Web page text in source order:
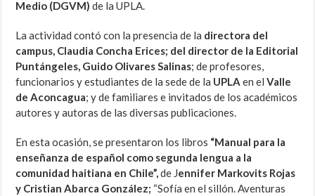
Medio (DGVM) de la UPLA.
La actividad contó con la presencia de la directora del
campus, Claudia Concha Erices; del director de la Editorial
Puntángeles, Guido Olivares Salinas; de profesores,
funcionarios y estudiantes de la sede de la UPLA en elValle
de Aconcagua; y de familiares e invitados de los académicos
autores y autoras de las diversas publicaciones.
En esta ocasión, se presentaron los libros “Manual para la
enseñanza de español como segunda lengua a la
comunidad haitiana en Chile”,de Jennifer Markovits Rojas
y Cristian Abarca González; “Sofía en el sillón. Aventuras